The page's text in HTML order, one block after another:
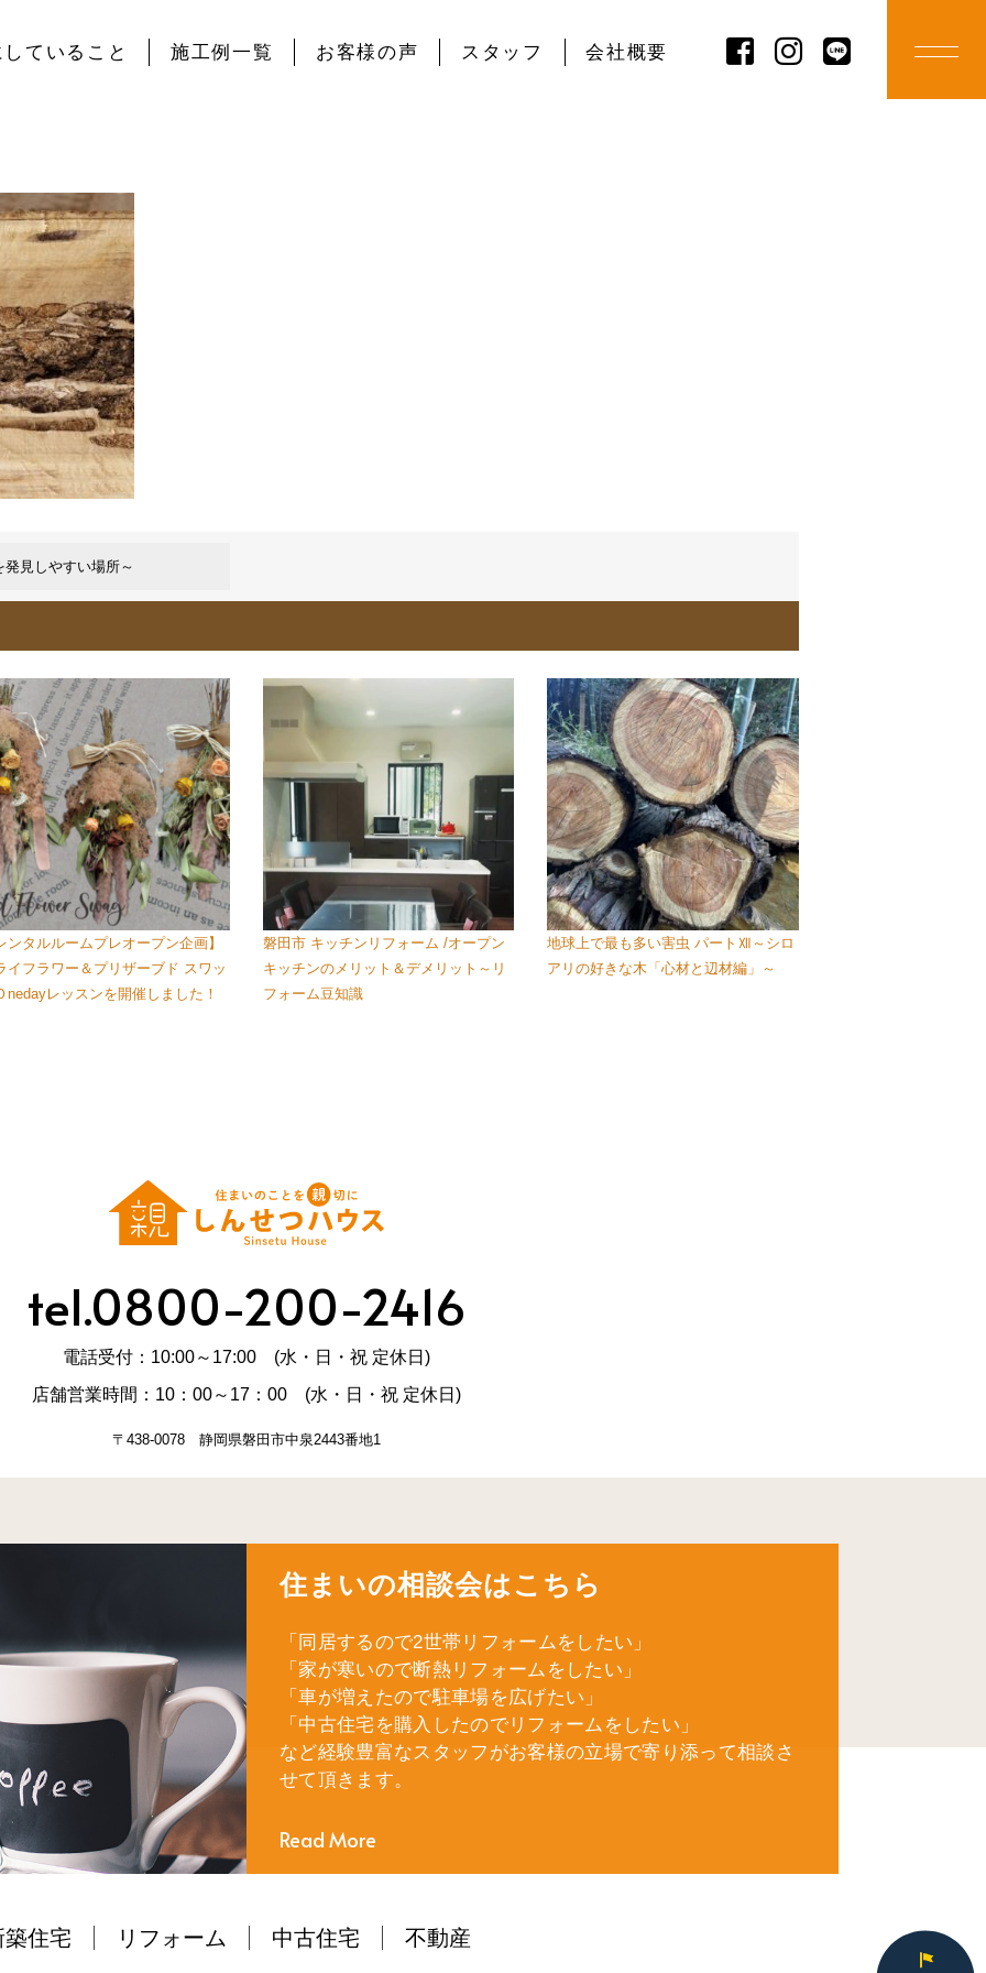
ていること 施工例一覧 お客様の声 スタッフ 会社概要
見しやすい場所～
ンタルルームプレオープン企画】
イフラワー＆プリザーブド スワッ
nedayレッスンを開催しました！
磐田市 キッチンリフォーム /オープン
キッチンのメリット＆デメリット～リ
フォーム豆知識
地球上で最も多い害虫 パートⅫ～シロ
アリの好きな木「心材と辺材編」～
tel.0800-200-2416
電話受付：10:00～17:00 (水・日・祝 定休日)
店舗営業時間：10：00～17：00 (水・日・祝 定休日)
〒438-0078 静岡県磐田市中泉2443番地1
住まいの相談会はこちら
「同居するので2世帯リフォームをしたい」
「家が寒いので断熱リフォームをしたい」
「車が増えたので駐車場を広げたい」
「中古住宅を購入したのでリフォームをしたい」
など経験豊富なスタッフがお客様の立場で寄り添って相談さ
せて頂きます。
Read More
築住宅 リフォーム 中古住宅 不動産